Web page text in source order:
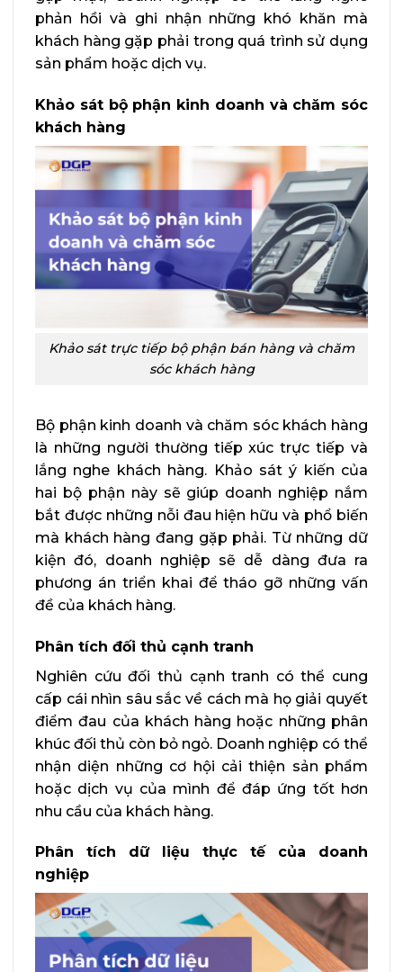
phản hồi và ghi nhận những khó khăn mà
khách hàng gặp phải trong quá trình sử dụng
sản phẩm hoặc dịch vụ.
Khảo sát bộ phận kinh doanh và chăm sóc
khách hàng
Khảo sát trực tiếp bộ phận bán hàng và chăm
sóc khách hàng
Bộ phận kinh doanh và chăm sóc khách hàng
là những người thường tiếp xúc trực tiếp và
lắng nghe khách hàng. Khảo sát ý kiến của
hai bộ phận này sẽ giúp doanh nghiệp nắm
bắt được những nỗi đau hiện hữu và phổ biến
mà khách hàng đang gặp phải. Từ những dữ
kiện đó, doanh nghiệp sẽ dễ dàng đưa ra
phương án triển khai để tháo gỡ những vấn
đề của khách hàng.
Phân tích đối thủ cạnh tranh
Nghiên cứu đối thủ cạnh tranh có thể cung
cấp cái nhìn sâu sắc về cách mà họ giải quyết
điểm đau của khách hàng hoặc những phân
khúc đối thủ còn bỏ ngỏ. Doanh nghiệp có thể
nhận diện những cơ hội cải thiện sản phẩm
hoặc dịch vụ của mình để đáp ứng tốt hơn
nhu cầu của khách hàng.
Phân tích dữ liệu thực tế của doanh
nghiệp